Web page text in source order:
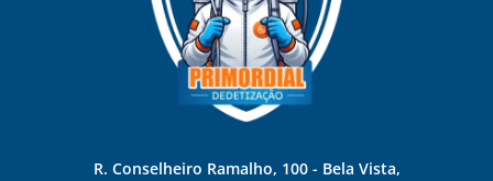
R. Conselheiro Ramalho, 100 - Bela Vista,